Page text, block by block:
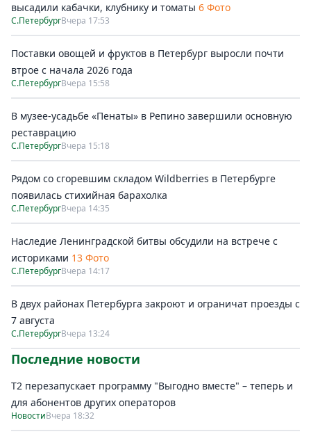
высадили кабачки, клубнику и томаты 6 Фото
С.ПетербургВчера 17:53
Поставки овощей и фруктов в Петербург выросли почти
втрое с начала 2026 года
С.ПетербургВчера 15:58
В музее-усадьбе «Пенаты» в Репино завершили основную
реставрацию
С.ПетербургВчера 15:18
Рядом со сгоревшим складом Wildberries в Петербурге
появилась стихийная барахолка
С.ПетербургВчера 14:35
Наследие Ленинградской битвы обсудили на встрече с
историками 13 Фото
С.ПетербургВчера 14:17
В двух районах Петербурга закроют и ограничат проезды с
7 августа
С.ПетербургВчера 13:24
Последние новости
Т2 перезапускает программу "Выгодно вместе" – теперь и
для абонентов других операторов
НовостиВчера 18:32